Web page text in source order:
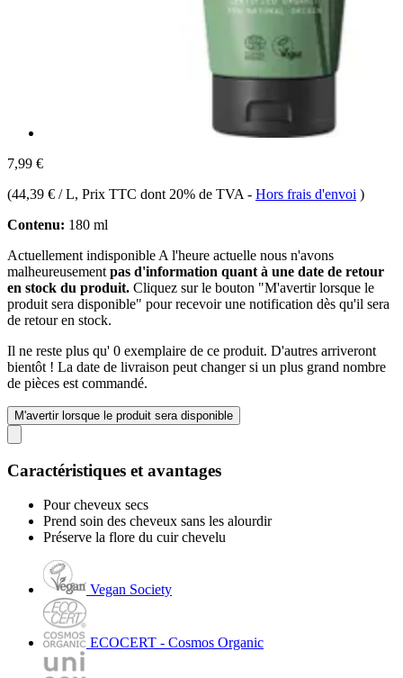
7,99 €
(44,39 € / L, Prix TTC dont 20% de TVA - Hors frais d'envoi )
Contenu: 180 ml
Actuellement indisponible A l'heure actuelle nous n'avons
malheureusement pas d'information quant à une date de retour
en stock du produit. Cliquez sur le bouton "M'avertir lorsque le
produit sera disponible" pour recevoir une notification dès qu'il sera
de retour en stock.
Il ne reste plus qu' 0 exemplaire de ce produit. D'autres arriveront
bientôt ! La date de livraison peut changer si un plus grand nombre
de pièces est commandé.
M'avertir lorsque le produit sera disponible
Caractéristiques et avantages
Pour cheveux secs
Prend soin des cheveux sans les alourdir
Préserve la flore du cuir chevelu
Vegan Society
ECOCERT - Cosmos Organic